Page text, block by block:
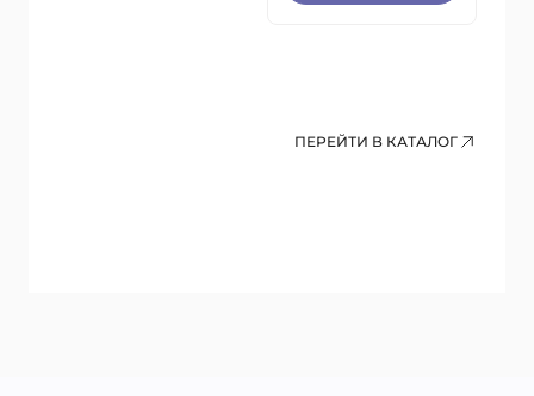
ПЕРЕЙТИ В КАТАЛОГ